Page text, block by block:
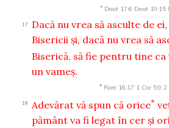
* Deut 17:6 Deut 19:15
17
Dacă nu vrea să asculte de
Bisericii şi, dacă nu vrea să
Biserică, să fie pentru tine ca
un vameş.
* Rom 16:17 1 Cor 5:9 2
18 Adevărat vă spun că orice*
pământ va fi legat în cer şi